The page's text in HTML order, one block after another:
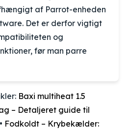
af Parrot-enheden
Det er derfor vigtigt
og
før man parre
Baxi multiheat 1.5
– Detaljeret guide til
• Fodkoldt – Krybekælder: